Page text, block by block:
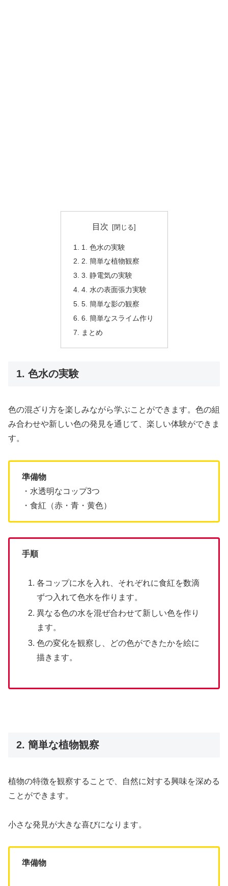
目次
1. 色水の実験
2. 簡単な植物観察
3. 静電気の実験
4. 水の表面張力実験
5. 簡単な影の観察
6. 簡単なスライム作り
まとめ
1. 色水の実験
色の混ざり方を楽しみながら学ぶことができます。色の組
み合わせや新しい色の発見を通じて、楽しい体験ができま
す。
準備物
・水透明なコップ3つ
・食紅（赤・青・黄色）
手順
各コップに水を入れ、それぞれに食紅を数滴
ずつ入れて色水を作ります。
異なる色の水を混ぜ合わせて新しい色を作り
ます。
色の変化を観察し、どの色ができたかを絵に
描きます。
2. 簡単な植物観察
植物の特徴を観察することで、自然に対する興味を深める
ことができます。
小さな発見が大きな喜びになります。
準備物